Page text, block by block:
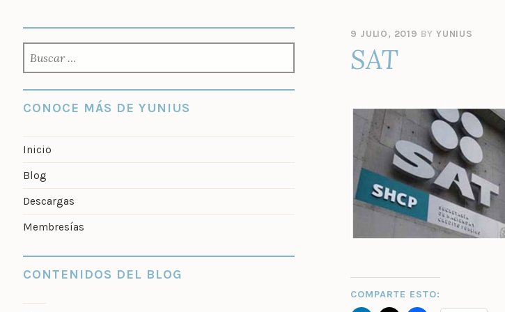
9 JULIO, 2019 BY YUNIUS
SAT
COMPARTE ESTO:
CONOCE MÁS DE YUNIUS
Inicio
Blog
Descargas
Membresías
CONTENIDOS DEL BLOG